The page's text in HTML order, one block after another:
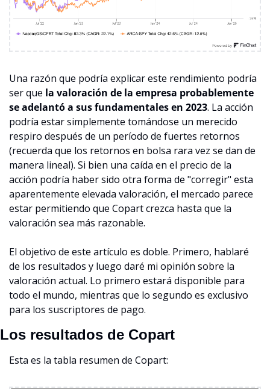
Una razón que podría explicar este rendimiento podría
ser que la valoración de la empresa probablemente
se adelantó a sus fundamentales en 2023. La acción
podría estar simplemente tomándose un merecido
respiro después de un período de fuertes retornos
(recuerda que los retornos en bolsa rara vez se dan de
manera lineal). Si bien una caída en el precio de la
acción podría haber sido otra forma de "corregir" esta
aparentemente elevada valoración, el mercado parece
estar permitiendo que Copart crezca hasta que la
valoración sea más razonable.
El objetivo de este artículo es doble. Primero, hablaré
de los resultados y luego daré mi opinión sobre la
valoración actual. Lo primero estará disponible para
todo el mundo, mientras que lo segundo es exclusivo
para los suscriptores de pago.
Los resultados de Copart
Esta es la tabla resumen de Copart: